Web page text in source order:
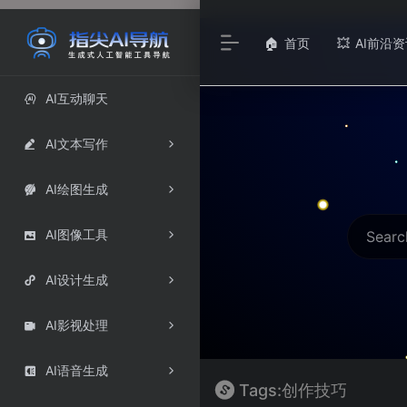
 AI互动聊天
 AI文本写作
 AI绘图生成
 AI图像工具
 AI设计生成
 AI影视处理
 AI语音生成
🏠 首页 💥 AI前沿
Tags:创作技巧